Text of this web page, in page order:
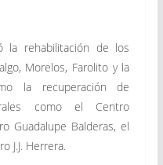
la rehabilitación de los
Morelos, Farolito y la
la recuperación de
como el Centro
Guadalupe Balderas, el
J.J. Herrera.